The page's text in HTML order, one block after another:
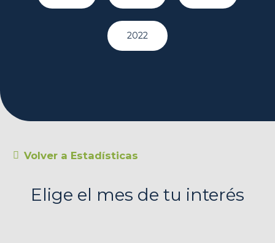
2022
Volver a Estadísticas
Elige el mes de tu interés